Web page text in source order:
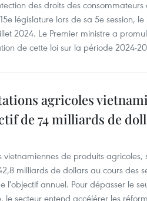
des droits des
législature lors de sa 5e session,
2024. Le Premier ministre a
de cette loi sur la période 2024-
agricoles
de 74 milliards de
vietnamiennes de produits agricoles,
milliards de dollars au cours des
l'objectif annuel. Pour dépasser le
le secteur entend accélérer les